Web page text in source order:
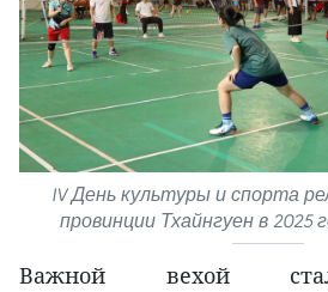
IV День культуры и спорта
провинции Тхайнгуен в
Важной вехой